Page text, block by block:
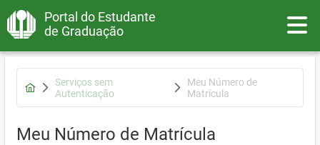
Portal do Estudante
de Graduação
Serviços sem
Autenticação
Meu Número de
Matrícula
Meu Número de Matrícula